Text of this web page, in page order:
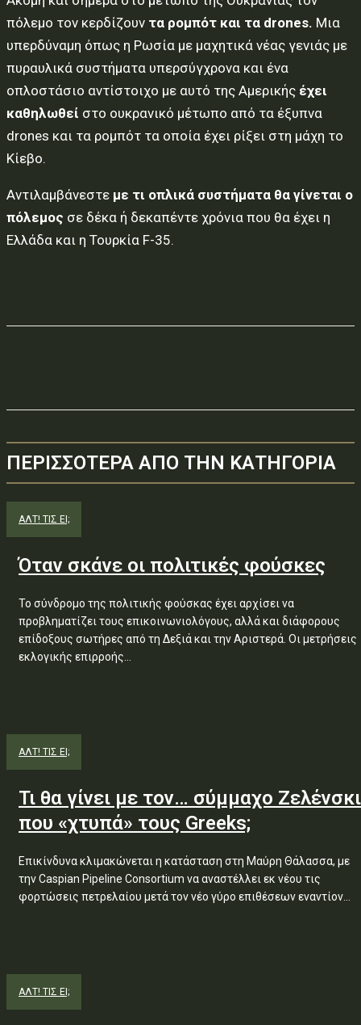
πόλεμο τον κερδίζουν τα ρομπότ και τα drones. Μια
υπερδύναμη όπως η Ρωσία με μαχητικά νέας γενιάς με
πυραυλικά συστήματα υπερσύγχρονα και ένα
οπλοστάσιο αντίστοιχο με αυτό της Αμερικής έχει
καθηλωθεί στο ουκρανικό μέτωπο από τα έξυπνα
drones και τα ρομπότ τα οποία έχει ρίξει στη μάχη το
Κίεβο.
Αντιλαμβάνεστε με τι οπλικά συστήματα θα γίνεται ο
πόλεμος σε δέκα ή δεκαπέντε χρόνια που θα έχει η
Ελλάδα και η Τουρκία F-35.
ΠΕΡΙΣΣΟΤΕΡΑ ΑΠΟ ΤΗΝ ΚΑΤΗΓΟΡΙΑ
ΑΛΤ! ΤΙΣ ΕΙ;
Όταν σκάνε οι πολιτικές φούσκες
Το σύνδρομο της πολιτικής φούσκας έχει αρχίσει να
προβληματίζει τους επικοινωνιολόγους, αλλά και διάφορους
επίδοξους σωτήρες από τη Δεξιά και την Αριστερά. Οι μετρήσεις
εκλογικής επιρροής...
ΑΛΤ! ΤΙΣ ΕΙ;
Τι θα γίνει με τον… σύμμαχο Ζελένσκι
που «χτυπά» τους Greeks;
Επικίνδυνα κλιμακώνεται η κατάσταση στη Μαύρη Θάλασσα, με
την Caspian Pipeline Consortium να αναστέλλει εκ νέου τις
φορτώσεις πετρελαίου μετά τον νέο γύρο επιθέσεων εναντίον...
ΑΛΤ! ΤΙΣ ΕΙ;